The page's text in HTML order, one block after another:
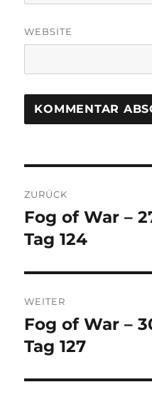
WEBSITE
Navigation
ZURÜCK
Vorheriger
Beitrag:
Fog of War –
Tag 124
WEITER
Nächster
Beitrag:
Fog of War –
Tag 127